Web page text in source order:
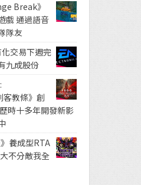
Break》
戲 通過語音
隊友
化交易下週完
九成股份
教條》創
時十多年開發新影
養成型RTA
不分敵我全